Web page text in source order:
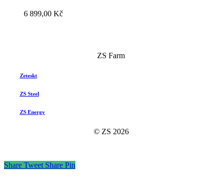
6 899,00 Kč
ZS Farm
Zeteskt
ZS Steel
ZS Energy
© ZS 2026
Share Tweet Share Pin